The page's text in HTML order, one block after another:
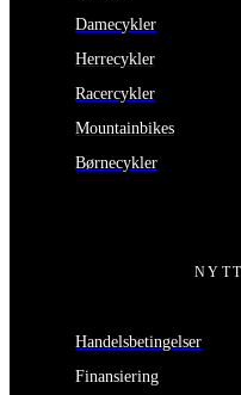
Damecykler
Herrecykler
Racercykler
Mountainbikes
Børnecykler
Handelsbetingelser
Finansiering